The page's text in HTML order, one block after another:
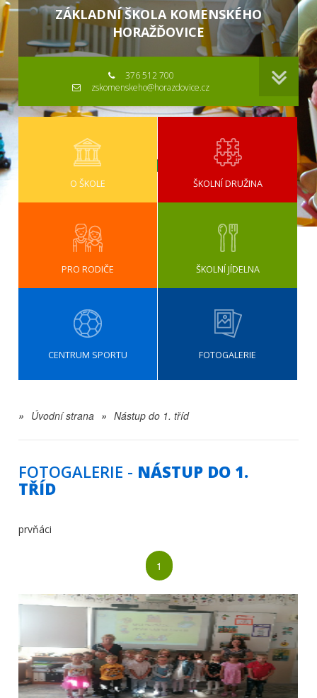
ZÁKLADNÍ ŠKOLA KOMENSKÉHO
HORAŽĎOVICE
376 512 700
zskomenskeho@horazdovice.cz
O ŠKOLE ŠKOLNÍ DRUŽINA
PRO RODIČE ŠKOLNÍ JÍDELNA
CENTRUM SPORTU FOTOGALERIE
» Úvodní strana » Nástup do 1. tříd
FOTOGALERIE - NÁSTUP DO 1.
TŘÍD
prvňáci
1